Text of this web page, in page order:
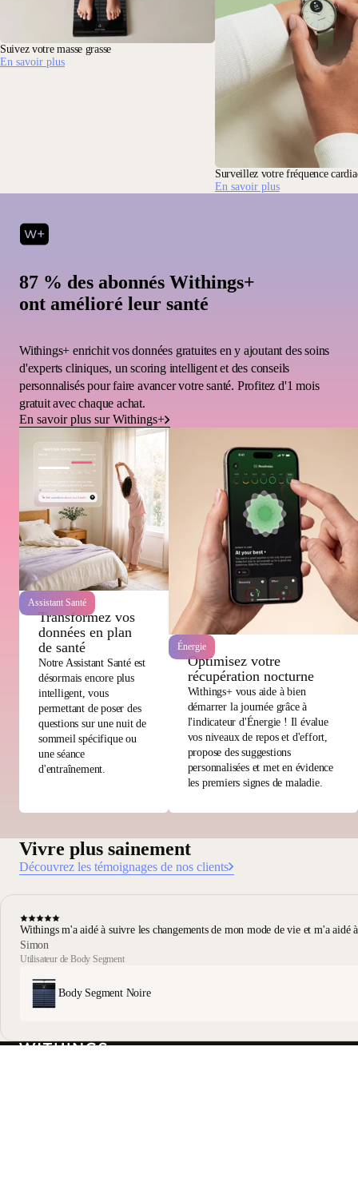
Suivez votre masse grasse
En savoir plus
Surveillez votre fréquence
En savoir plus
87 % des abonnés Withings+
ont amélioré leur santé
Withings+ enrichit vos données gratuites en y ajoutant des soins
d'experts cliniques, un scoring intelligent et des conseils
personnalisés pour faire avancer votre santé. Profitez d'1 mois
gratuit avec chaque achat.
En savoir plus sur Withings+
Assistant Santé
Transformez vos
données en plan
de santé
Notre Assistant Santé est
désormais encore plus
intelligent, vous
permettant de poser des
questions sur une nuit de
sommeil spécifique ou
une séance
d'entraînement.
Énergie
Optimisez votre
récupération nocturne
Withings+ vous aide à bien
démarrer la journée grâce à
l'indicateur d'Énergie ! Il évalue
vos niveaux de repos et d'effort,
propose des suggestions
personnalisées et met en évidence
les premiers signes de maladie.
Vivre plus sainement
Découvrez les témoignages de nos clients
Withings m'a aidé à suivre les changements de mon mode de vie et m'a
Simon
Utilisateur de Body Segment
Body Segment Noire